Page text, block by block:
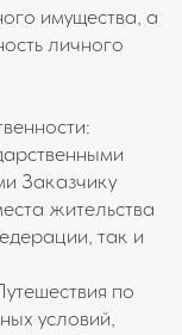
имущества, а
личного
Заказчику
жительства
так и
по
условий,